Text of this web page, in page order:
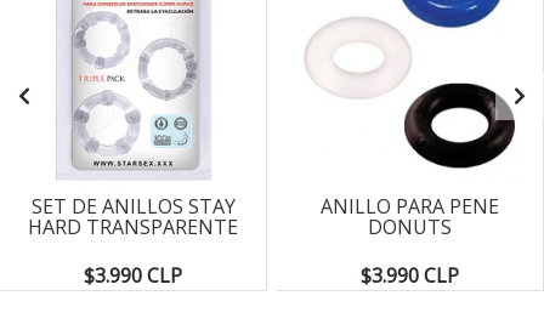
SET DE ANILLOS STAY
HARD TRANSPARENTE
$3.990 CLP
ANILLO PARA PENE
DONUTS
$3.990 CLP